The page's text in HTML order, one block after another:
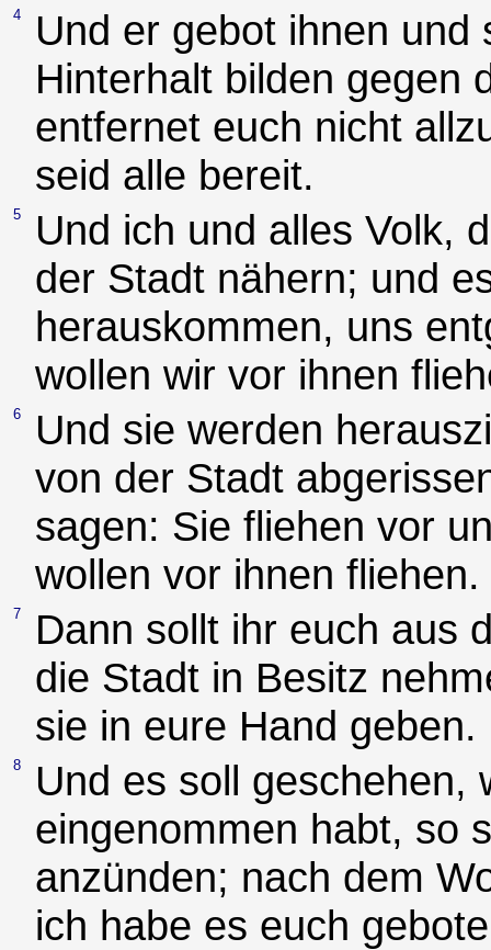
4
Und er gebot ihnen
Hinterhalt bilden gegen
entfernet euch nicht
seid alle bereit.
5
Und ich und alles Volk,
der Stadt nähern; und
herauskommen, uns
wollen wir vor ihnen
6
Und sie werden
von der Stadt
sagen: Sie fliehen vor
wollen vor ihnen fliehen.
7
Dann sollt ihr euch aus
die Stadt in Besitz
sie in eure Hand geben.
8
Und es soll geschehen,
eingenommen habt, so
anzünden; nach dem
ich habe es euch